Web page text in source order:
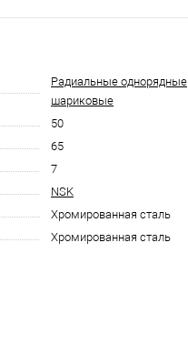
Радиальные однорядные
шариковые
50
65
7
NSK
Хромированная сталь
Хромированная сталь